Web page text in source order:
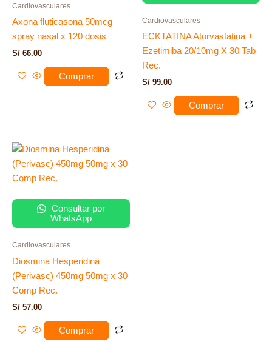
Cardiovasculares
Axona fluticasona 50mcg
spray nasal x 120 dosis
S/ 66.00
Comprar
Cardiovasculares
ECKTATINA Atorvastatina +
Ezetimiba 20/10mg X 30 Tab
Rec.
S/ 99.00
Comprar
Consultar por
WhatsApp
Cardiovasculares
Diosmina Hesperidina
(Perivasc) 450mg 50mg x 30
Comp Rec.
S/ 57.00
Comprar